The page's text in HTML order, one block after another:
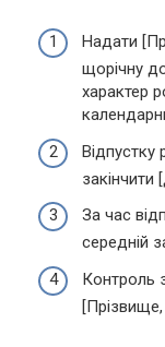
Надати
щорічну
характер
Відпустку
закінчити
За час
середній
Контроль
[Прізвище,